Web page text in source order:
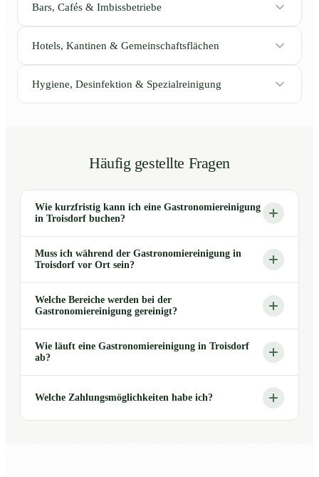
Bars, Cafés & Imbissbetriebe
Hotels, Kantinen & Gemeinschaftsflächen
Hygiene, Desinfektion & Spezialreinigung
Häufig gestellte Fragen
Wie kurzfristig kann ich eine Gastronomiereinigung
in Troisdorf buchen?
Muss ich während der Gastronomiereinigung in
Troisdorf vor Ort sein?
Welche Bereiche werden bei der
Gastronomiereinigung gereinigt?
Wie läuft eine Gastronomiereinigung in Troisdorf
ab?
Welche Zahlungsmöglichkeiten habe ich?